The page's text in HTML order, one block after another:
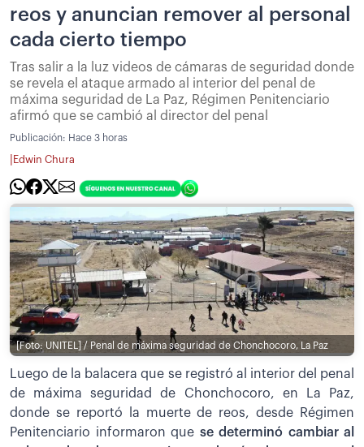
reos y anuncian remover al personal
cada cierto tiempo
Tras salir a la luz videos de cámaras de seguridad donde
se revela el ataque armado al interior del penal de
máxima seguridad de La Paz, Régimen Penitenciario
afirmó que se cambió al director del penal
Publicación: Hace 3 horas
Edwin Chura
[Foto: UNITEL] / Penal de máxima seguridad de Chonchocoro, La Paz
Luego de la balacera que se registró al interior del penal
de máxima seguridad de Chonchocoro, en La Paz,
donde se reportó la muerte de reos, desde Régimen
Penitenciario informaron que se determinó cambiar al